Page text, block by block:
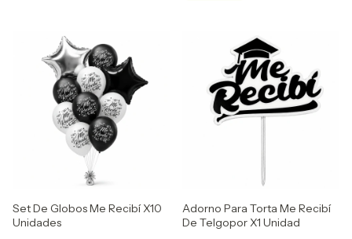
Set De Globos Me Recibí X10
Unidades
Adorno Para Torta Me Recibí
De Telgopor X1 Unidad